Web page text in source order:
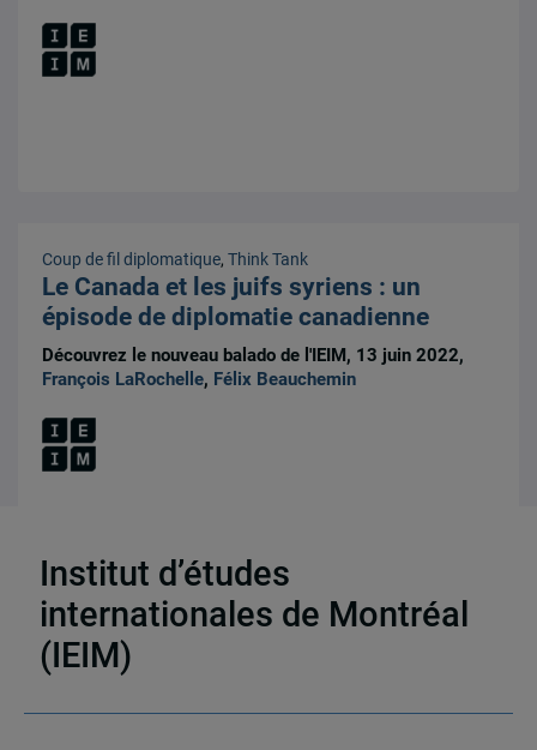
Coup de fil diplomatique,Think Tank
Le Canada et les juifs syriens : un
épisode de diplomatie canadienne
Découvrez le nouveau balado de l'IEIM, 13 juin 2022,
François LaRochelle, Félix Beauchemin
33 résultats
Institut d’études
internationales de Montréal
(IEIM)